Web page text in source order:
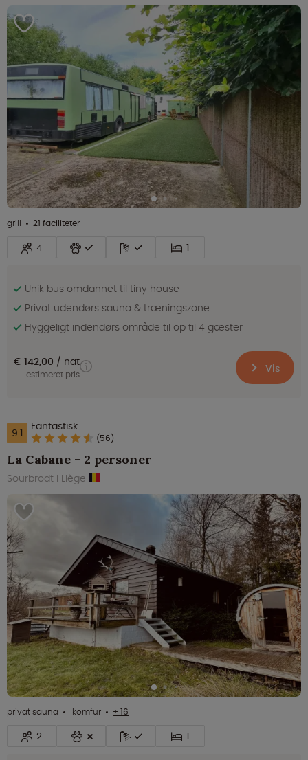
grill 21 faciliteter
4 1
Unik bus omdannet til tiny house
Privat udendørs sauna & træningszone
Hyggeligt indendørs område til op til 4 gæster
€ 142,00 nat
estimeret pris Vis
9.1 Fantastisk
(56)
La Cabane - 2 personer
Sourbrodt i Liège
privat sauna komfur + 16
2 1